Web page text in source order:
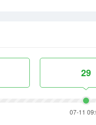
29
07-11